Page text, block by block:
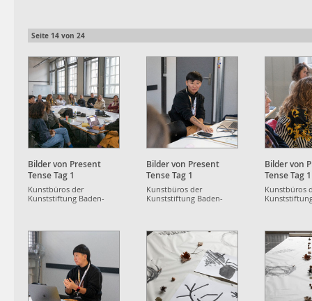
Seite 14 von 24
Bilder von Present
Tense Tag 1
Kunstbüros der
Kunststiftung Baden-
Bilder von Present
Tense Tag 1
Kunstbüros der
Kunststiftung Baden-
Bilder von
Tense Tag 1
Kunstbüros